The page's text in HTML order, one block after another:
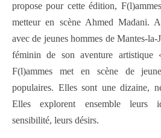
propose pour cette édition,
metteur en scène Ahmed Madani.
avec de jeunes hommes de Mantes-
féminin de son aventure
F(l)ammes met en scène de
populaires. Elles sont une dizaine,
Elles explorent ensemble leurs
sensibilité, leurs désirs.